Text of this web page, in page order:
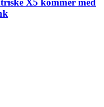
X5 kommer med